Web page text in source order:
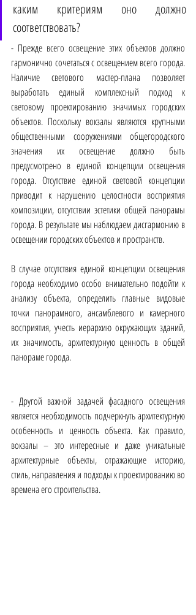
каким критериям оно должно
соответствовать?
- Прежде всего освещение этих объектов должно
гармонично сочетаться с освещением всего города.
Наличие светового мастер-плана позволяет
выработать единый комплексный подход к
световому проектированию значимых городских
объектов. Поскольку вокзалы являются крупными
общественными сооружениями общегородского
значения их освещение должно быть
предусмотрено в единой концепции освещения
города. Отсутствие единой световой концепции
приводит к нарушению целостности восприятия
композиции, отсутствии эстетики общей панорамы
города. В результате мы наблюдаем дисгармонию в
освещении городских объектов и пространств.
В случае отсутствия единой концепции освещения
города необходимо особо внимательно подойти к
анализу объекта, определить главные видовые
точки панорамного, ансамблевого и камерного
восприятия, учесть иерархию окружающих зданий,
их значимость, архитектурную ценность в общей
панораме города.
- Другой важной задачей фасадного освещения
является необходимость подчеркнуть архитектурную
особенность и ценность объекта. Как правило,
вокзалы – это интересные и даже уникальные
архитектурные объекты, отражающие историю,
стиль, направления и подходы к проектированию во
времена его строительства.